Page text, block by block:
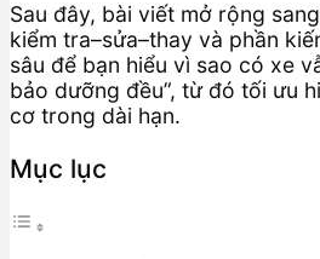
Sau đây, bài viết mở rộng
kiểm tra–sửa–thay và phần
sâu để bạn hiểu vì sao có xe
bảo dưỡng đều”, từ đó tối ưu
cơ trong dài hạn.
Mục lục